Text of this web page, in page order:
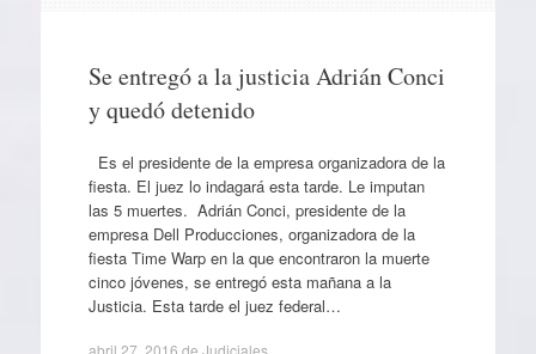
Se entregó a la justicia Adrián Conci
y quedó detenido
Es el presidente de la empresa organizadora de la
fiesta. El juez lo indagará esta tarde. Le imputan
las 5 muertes. Adrián Conci, presidente de la
empresa Dell Producciones, organizadora de la
fiesta Time Warp en la que encontraron la muerte
cinco jóvenes, se entregó esta mañana a la
Justicia. Esta tarde el juez federal…
abril 27, 2016 de Judiciales.